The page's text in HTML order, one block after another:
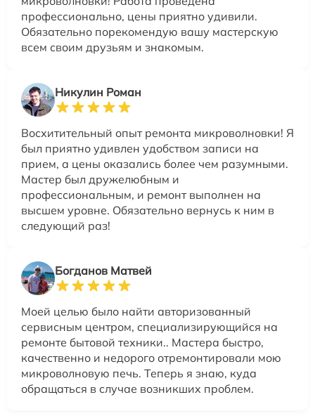
профессионально, цены приятно удивили.
Обязательно порекомендую вашу мастерскую
всем своим друзьям и знакомым.
Никулин Роман
Восхитительный опыт ремонта микроволновки! Я
был приятно удивлен удобством записи на
прием, а цены оказались более чем разумными.
Мастер был дружелюбным и
профессиональным, и ремонт выполнен на
высшем уровне. Обязательно вернусь к ним в
следующий раз!
Богданов Матвей
Моей целью было найти авторизованный
сервисным центром, специализирующийся на
ремонте бытовой техники.. Мастера быстро,
качественно и недорого отремонтировали мою
микроволновую печь. Теперь я знаю, куда
обращаться в случае возникших проблем.